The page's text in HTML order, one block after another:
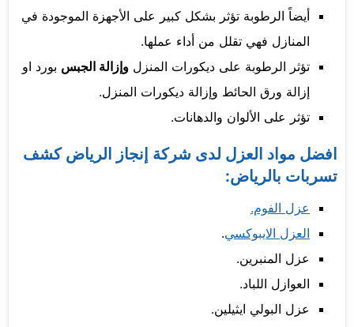
أيضاً الرطوبة تؤثر بشكل كبير على الأجهزة الموجودة في
المنازل فهي تقلل من أداء عملها.
تؤثر الرطوبة على ديكورات المنزل وإزالة الجبس بورد او
إزالة ورق الحائط وإزالة ديكورات المنزل.
تؤثر على الألوان والدهانات.
افضل مواد العزل لدى شركة إنجاز الرياض كشف
تسربات بالرياض:
عزل الفوم.
العزل الايبوكسي.
عزل المنبرين.
العوازل اللباد.
عزل البولي ايثيلين.